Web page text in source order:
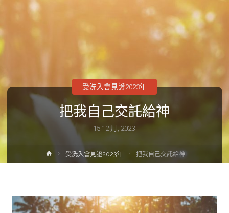
把我自己交託給神
15 12 月, 2023
受洗入會見證2023年
受洗入會見證2023年 把我自己交託給神